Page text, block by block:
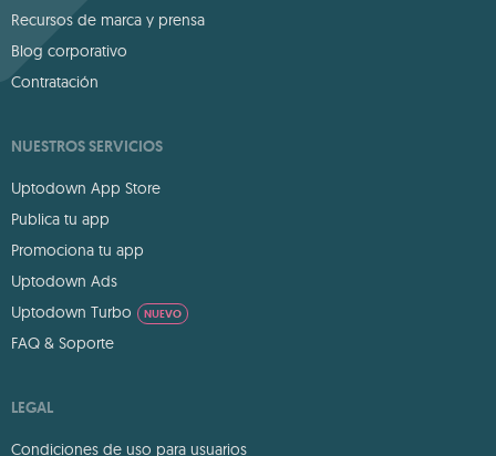
Recursos de marca y prensa
Blog corporativo
Contratación
NUESTROS SERVICIOS
Uptodown App Store
Publica tu app
Promociona tu app
Uptodown Ads
Uptodown Turbo
NUEVO
FAQ & Soporte
LEGAL
Condiciones de uso para usuarios